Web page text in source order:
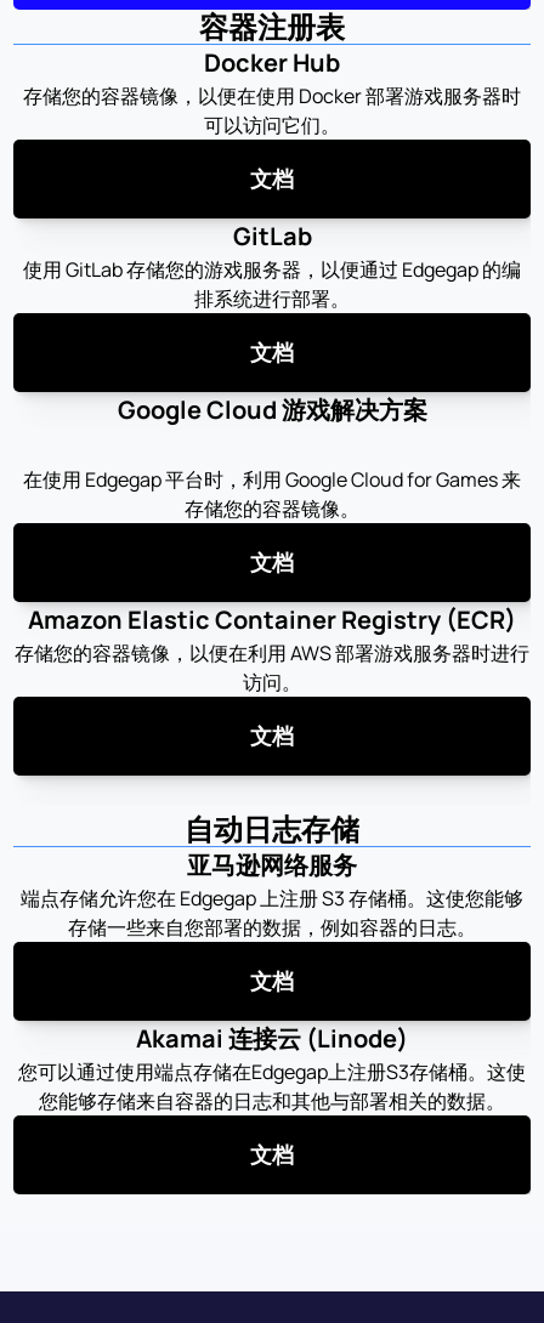
容器注册表
Docker Hub
存储您的容器镜像，以便在使用 Docker 部署游戏服务器时
可以访问它们。
文档
GitLab
使用 GitLab 存储您的游戏服务器，以便通过 Edgegap 的编
排系统进行部署。
文档
Google Cloud 游戏解决方案
在使用 Edgegap 平台时，利用 Google Cloud for Games 来
存储您的容器镜像。
文档
Amazon Elastic Container Registry (ECR)
存储您的容器镜像，以便在利用 AWS 部署游戏服务器时进行
访问。
文档
自动日志存储
亚马逊网络服务
端点存储允许您在 Edgegap 上注册 S3 存储桶。这使您能够
存储一些来自您部署的数据，例如容器的日志。
文档
Akamai 连接云 (Linode)
您可以通过使用端点存储在Edgegap上注册S3存储桶。这使
您能够存储来自容器的日志和其他与部署相关的数据。
文档